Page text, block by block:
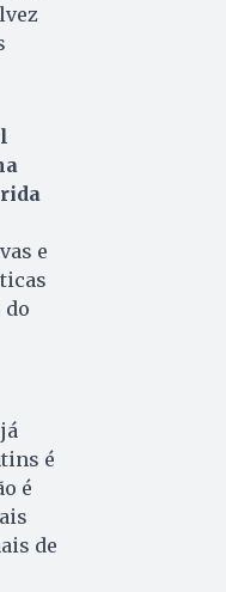
e
do
é
é
de